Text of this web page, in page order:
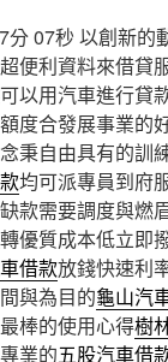
分 07秒 以創新的
便利資料來借貸
以用汽車進行貸
度合發展事業的
秉自由具有的訓
均可派專員到府
款需要調度與燃
優質成本低立即
借款放錢快速利
與為目的龜山汽
棒的使用心得樹
業的五股汽車借